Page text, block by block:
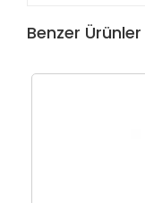
Benzer Ürünler